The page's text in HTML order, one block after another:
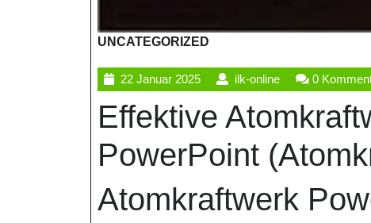
UNCATEGORIZED
22 Januar 202522
Januar
2025
ilk-onlineilk-
online
0
Effektive
PowerPoint
Atomkraftwerk